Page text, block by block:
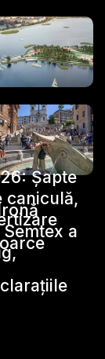
Șapte
caniculă,
a